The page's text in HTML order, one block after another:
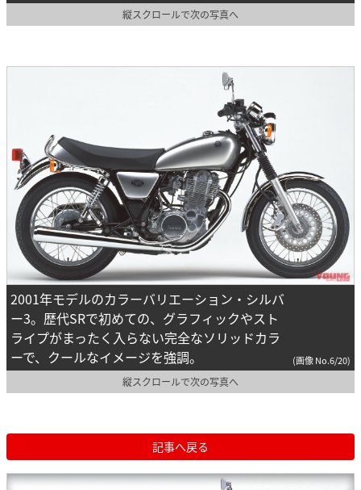
縦スクロールで次の写真へ
2001年モデルのカラーバリエーション・シルバ
ー3。歴代SRで初めての、グラフィックやスト
ライプがまったく入らない完全なソリッドカラ
ーで、クールなイメージを強調。
(画像 No.6/20)
縦スクロールで次の写真へ
記事へ戻る